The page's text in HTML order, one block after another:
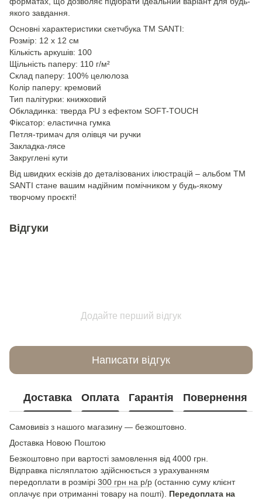
якого завдання.
Основні характеристики скетчбука ТМ SANTI:
Розмір: 12 х 12 см
Кількість аркушів: 100
Щільність паперу: 110 г/м²
Склад паперу: 100% целюлоза
Колір паперу: кремовий
Тип палітурки: книжковий
Обкладинка: тверда PU з ефектом SOFT-TOUCH
Фіксатор: еластична гумка
Петля-тримач для олівця чи ручки
Закладка-лясе
Закруглені кути
Від швидких ескізів до деталізованих ілюстрацій – альбом ТМ
SANTI стане вашим надійним помічником у будь-якому
творчому проєкті!
Відгуки
Додайте перший відгук
Написати відгук
Доставка Оплата Гарантія Повернення
Самовивіз з нашого магазину — безкоштовно.
Доставка Новою Поштою
Безкоштовно при вартості замовлення від 4000 грн.
Відправка післяплатою здійснюється з урахуванням
передоплати в розмірі 300 грн на р/р (останню суму клієнт
оплачує при отриманні товару на пошті). Передоплата на